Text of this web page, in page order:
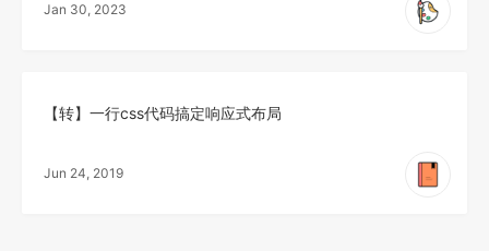
Jan 30, 2023
【转】一行css代码搞定响应式布局
Jun 24, 2019